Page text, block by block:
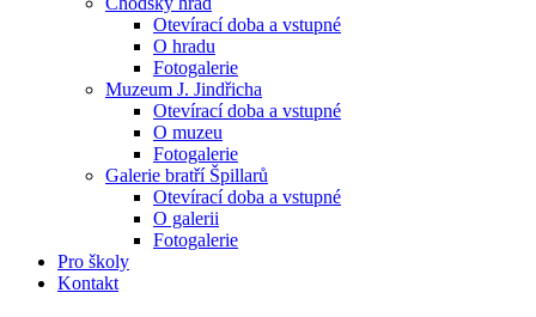
Otevírací doba a vstupné
O hradu
Fotogalerie
Muzeum J. Jindřicha
Otevírací doba a vstupné
O muzeu
Fotogalerie
Galerie bratří Špillarů
Otevírací doba a vstupné
O galerii
Fotogalerie
Pro školy
Kontakt